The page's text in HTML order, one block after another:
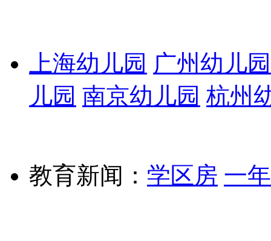
上海幼儿园 广州幼儿园
儿园 南京幼儿园 杭州
教育新闻： 学区房 一